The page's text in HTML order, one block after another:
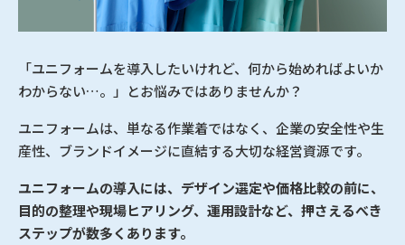
「ユニフォームを導入したいけれど、何から始めればよいか
わからない…。」とお悩みではありませんか？
ユニフォームは、単なる作業着ではなく、企業の安全性や生
産性、ブランドイメージに直結する大切な経営資源です。
ユニフォームの導入には、デザイン選定や価格比較の前に、
目的の整理や現場ヒアリング、運用設計など、押さえるべき
ステップが数多くあります。